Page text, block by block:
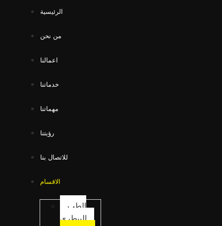
الرئيسية
من نحن
اعمالنا
خدماتنا
مهماتنا
رؤيتنا
للاتصال بنا
الاقسام
الطب
البيطري